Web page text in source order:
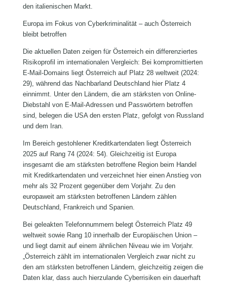
den italienischen Markt.
Europa im Fokus von Cyberkriminalität – auch Österreich
bleibt betroffen
Die aktuellen Daten zeigen für Österreich ein differenziertes
Risikoprofil im internationalen Vergleich: Bei kompromittierten
E-Mail-Domains liegt Österreich auf Platz 28 weltweit (2024:
29), während das Nachbarland Deutschland hier Platz 4
einnimmt. Unter den Ländern, die am stärksten von Online-
Diebstahl von E-Mail-Adressen und Passwörtern betroffen
sind, belegen die USA den ersten Platz, gefolgt von Russland
und dem Iran.
Im Bereich gestohlener Kreditkartendaten liegt Österreich
2025 auf Rang 74 (2024: 54). Gleichzeitig ist Europa
insgesamt die am stärksten betroffene Region beim Handel
mit Kreditkartendaten und verzeichnet hier einen Anstieg von
mehr als 32 Prozent gegenüber dem Vorjahr. Zu den
europaweit am stärksten betroffenen Ländern zählen
Deutschland, Frankreich und Spanien.
Bei geleakten Telefonnummern belegt Österreich Platz 49
weltweit sowie Rang 10 innerhalb der Europäischen Union –
und liegt damit auf einem ähnlichen Niveau wie im Vorjahr.
„Österreich zählt im internationalen Vergleich zwar nicht zu
den am stärksten betroffenen Ländern, gleichzeitig zeigen die
Daten klar, dass auch hierzulande Cyberrisiken ein dauerhaft